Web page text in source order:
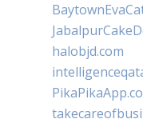
halobjd.com